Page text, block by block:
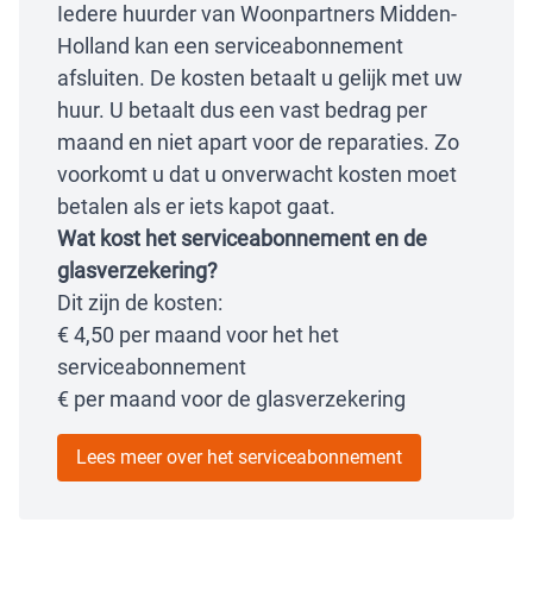
Iedere huurder van Woonpartners Midden-
Holland kan een serviceabonnement
afsluiten. De kosten betaalt u gelijk met uw
huur. U betaalt dus een vast bedrag per
maand en niet apart voor de reparaties. Zo
voorkomt u dat u onverwacht kosten moet
betalen als er iets kapot gaat.
Wat kost het serviceabonnement en de
glasverzekering?
Dit zijn de kosten:
€ 4,50 per maand voor het het
serviceabonnement
€ per maand voor de glasverzekering
Lees meer over het serviceabonnement